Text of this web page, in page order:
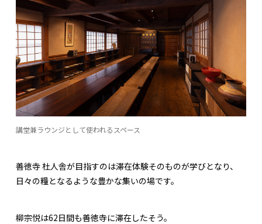
講堂兼ラウンジとして使われるスペース
善徳寺 杜人舎が目指すのは滞在体験そのものが学びとなり、
日々の糧となるような豊かな集いの場です。
柳宗悦は62日間も善徳寺に滞在したそう。